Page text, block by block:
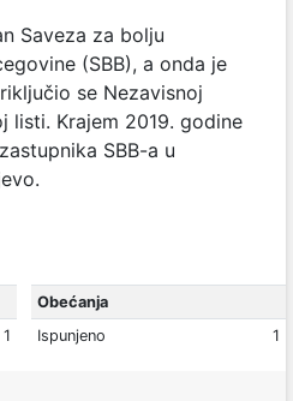
Saveza za bolju
(SBB), a onda je
se Nezavisnoj
listi. Krajem 2019. godine
SBB-a u
1
Obećanja
Ispunjeno
1